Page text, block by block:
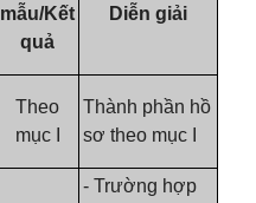
mẫu/Kết
quả
Diễn giải
Theo
mục I
Thành phần hồ
sơ theo mục I
- Trường hợp